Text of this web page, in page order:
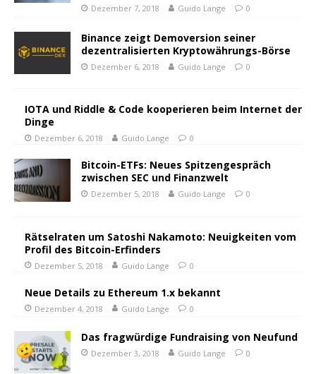
Dezember 7, 2018 Guido Lange 0
Binance zeigt Demoversion seiner
dezentralisierten Kryptowährungs-Börse
Dezember 6, 2018 Guido Lange 0
IOTA und Riddle & Code kooperieren beim Internet der
Dinge
Dezember 6, 2018 Guido Lange 0
Bitcoin-ETFs: Neues Spitzengespräch
zwischen SEC und Finanzwelt
Dezember 5, 2018 Guido Lange 0
Rätselraten um Satoshi Nakamoto: Neuigkeiten vom
Profil des Bitcoin-Erfinders
Dezember 5, 2018 Guido Lange 0
Neue Details zu Ethereum 1.x bekannt
Dezember 4, 2018 Guido Lange 0
Das fragwürdige Fundraising von Neufund
Dezember 3, 2018 Guido Lange 0